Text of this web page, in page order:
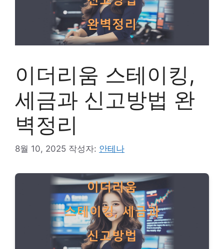
이더리움 스테이킹,
세금과 신고방법 완
벽정리
8월 10, 2025 작성자: 안테나